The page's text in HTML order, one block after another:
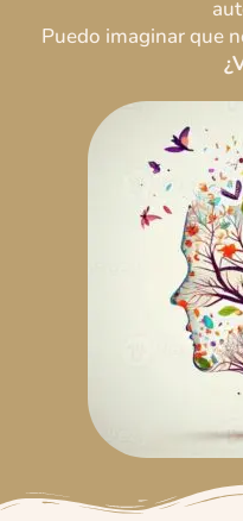
Puedo imaginar que